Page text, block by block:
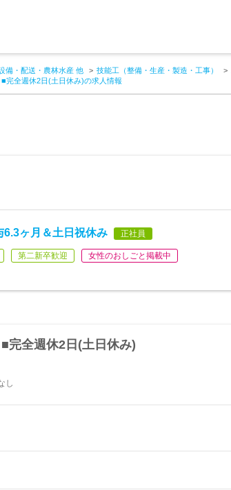
備・配送・農林水産 他 技能工（整備・生産・製造・工事）
完全週休2日(土日休み)の求人情報
ヶ月＆土日祝休み 正社員
第二新卒歓迎 女性のおしごと掲載中
完全週休2日(土日休み)
し